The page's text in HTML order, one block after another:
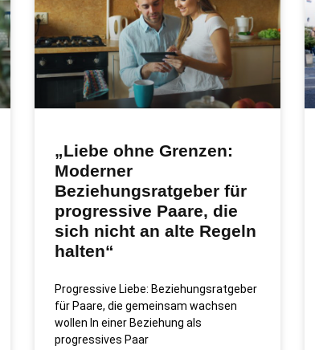
„Liebe ohne Grenzen:
Moderner
Beziehungsratgeber für
progressive Paare, die
sich nicht an alte Regeln
halten“
Progressive Liebe: Beziehungsratgeber
für Paare, die gemeinsam wachsen
wollen In einer Beziehung als
progressives Paar